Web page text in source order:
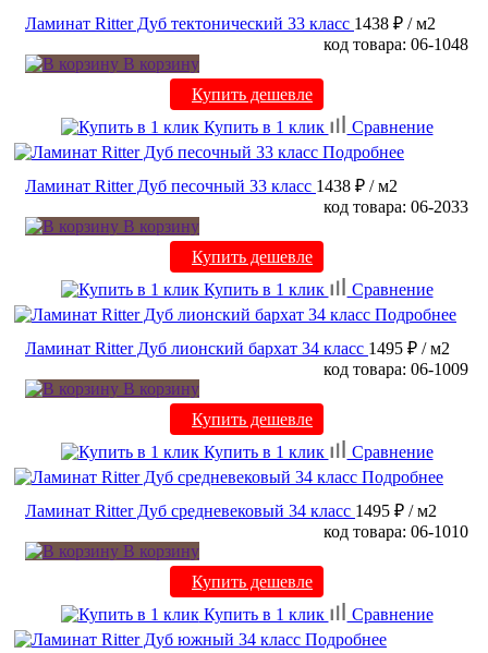
Ламинат Ritter Дуб тектонический 33 класс 1438 ₽ / м2
код товара: 06-1048
В корзину
Купить дешевле
Купить в 1 клик
Сравнение
Подробнее
Ламинат Ritter Дуб песочный 33 класс 1438 ₽ / м2
код товара: 06-2033
В корзину
Купить дешевле
Купить в 1 клик
Сравнение
Подробнее
Ламинат Ritter Дуб лионский бархат 34 класс 1495 ₽ / м2
код товара: 06-1009
В корзину
Купить дешевле
Купить в 1 клик
Сравнение
Подробнее
Ламинат Ritter Дуб средневековый 34 класс 1495 ₽ / м2
код товара: 06-1010
В корзину
Купить дешевле
Купить в 1 клик
Сравнение
Подробнее